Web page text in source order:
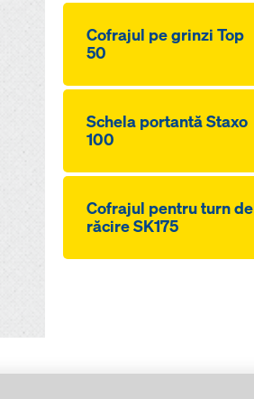
Cofrajul pe grinzi Top
50
Schela portantă Staxo
100
Cofrajul pentru turn de
răcire SK175